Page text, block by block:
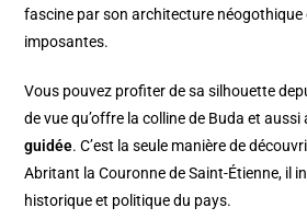
fascine par son architecture néogothique
imposantes.
Vous pouvez profiter de sa silhouette
de vue qu’offre la colline de Buda et
guidée. C’est la seule manière de
Abritant la Couronne de Saint-Étienne, il
historique et politique du pays.